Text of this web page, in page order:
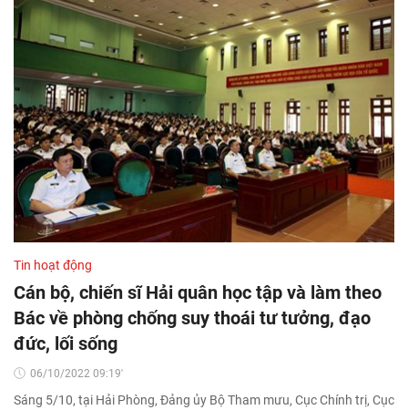
Tin hoạt động
Cán bộ, chiến sĩ Hải quân học tập và làm theo
Bác về phòng chống suy thoái tư tưởng, đạo
đức, lối sống
06/10/2022 09:19'
Sáng 5/10, tại Hải Phòng, Đảng ủy Bộ Tham mưu, Cục Chính trị, Cục